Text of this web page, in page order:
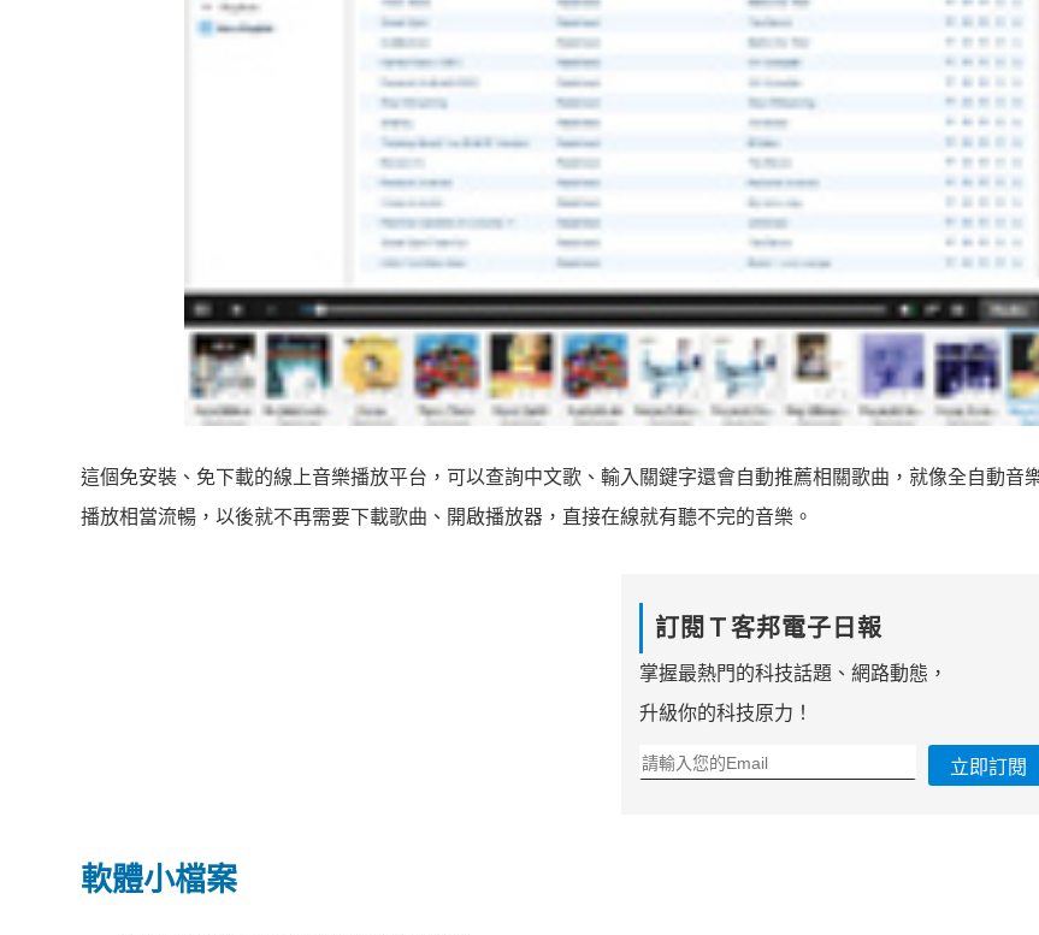
這個免安裝、免下載的線上音樂播放平台，可以查詢中文歌、輸入關鍵字還會自動推薦相關歌曲，就像全自動音
播放相當流暢，以後就不再需要下載歌曲、開啟播放器，直接在線就有聽不完的音樂。
訂閱Ｔ客邦電子日報
掌握最熱門的科技話題、網路動態，
升級你的科技原力！
立即訂閱
軟體小檔案